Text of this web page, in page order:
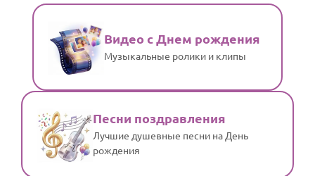
Видео с Днем рождения
Музыкальные ролики и клипы
Песни поздравления
Лучшие душевные песни на День
рождения